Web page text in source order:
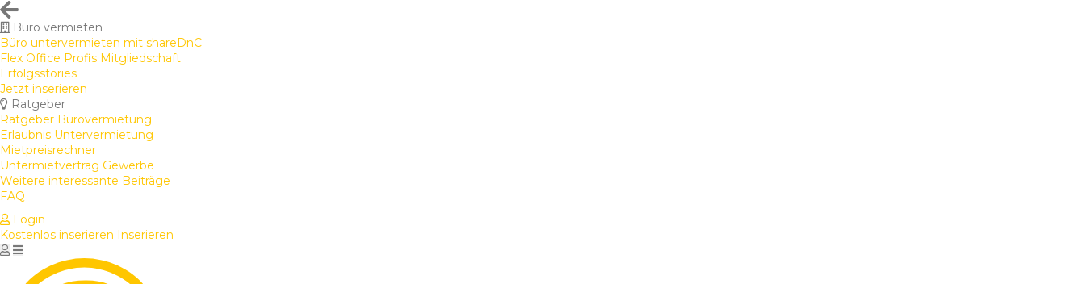
Büro vermieten
Büro untervermieten mit shareDnC
Flex Office Profis Mitgliedschaft
Erfolgsstories
Jetzt inserieren
Ratgeber
Ratgeber Bürovermietung
Erlaubnis Untervermietung
Mietpreisrechner
Untermietvertrag Gewerbe
Weitere interessante Beiträge
FAQ
Login
Kostenlos inserieren Inserieren